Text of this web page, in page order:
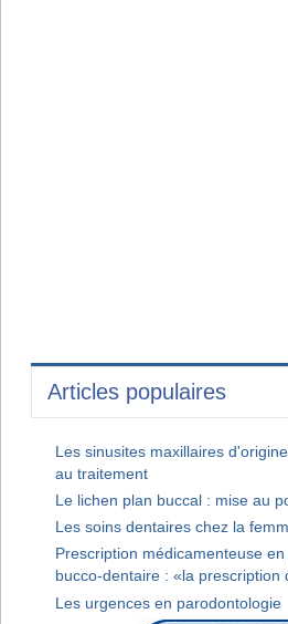
Articles populaires
Les sinusites maxillaires
au traitement
Le lichen plan buccal : mise au
Les soins dentaires chez la
Prescription médicamenteuse
bucco-dentaire : «la prescription
Les urgences en parodontologie